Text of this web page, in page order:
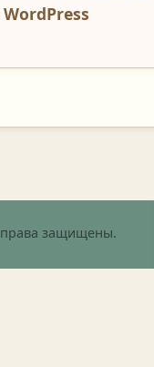
права защищены.